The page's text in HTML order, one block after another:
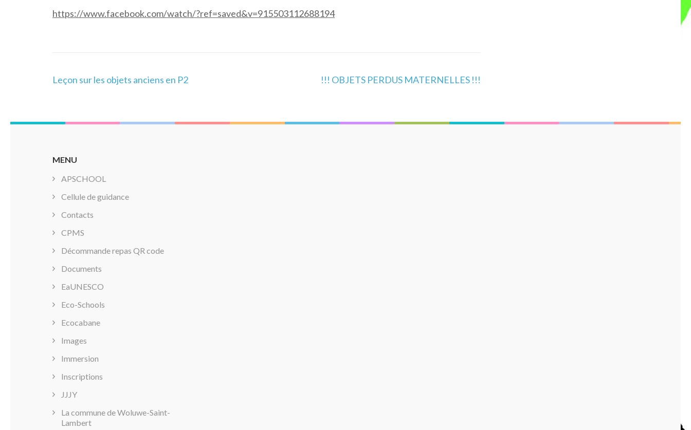
https://www.facebook.com/watch/?ref=saved&v=915503112688194
Navigation
Leçon sur les objets anciens en P2 !!! OBJETS PERDUS MATERNELLES !!!
MENU
APSCHOOL
Cellule de guidance
Contacts
CPMS
Décommande repas QR code
Documents
EaUNESCO
Eco-Schools
Ecocabane
Images
Immersion
Inscriptions
JJJY
La commune de Woluwe-Saint-
Lambert